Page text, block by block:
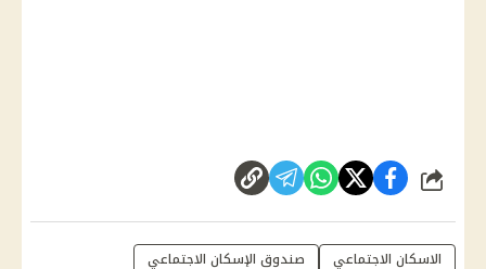
شارك
الاسكان الاجتماعي
صندوق الإسكان الاجتماعي